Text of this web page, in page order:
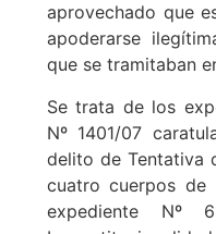
aprovechado que
apoderarse
que se tramitaban
Se trata de los
Nº 1401/07
delito de Tentativa
cuatro cuerpos
expediente Nº